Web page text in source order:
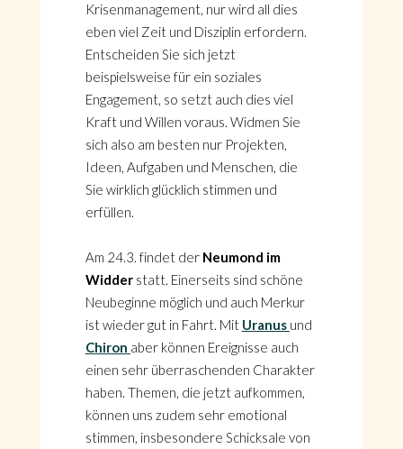
Krisenmanagement, nur wird all dies
eben viel Zeit und Disziplin erfordern.
Entscheiden Sie sich jetzt
beispielsweise für ein soziales
Engagement, so setzt auch dies viel
Kraft und Willen voraus. Widmen Sie
sich also am besten nur Projekten,
Ideen, Aufgaben und Menschen, die
Sie wirklich glücklich stimmen und
erfüllen.
Am 24.3. findet der Neumond im
Widderstatt. Einerseits sind schöne
Neubeginne möglich und auch Merkur
ist wieder gut in Fahrt. Mit Uranus und
Chiron aber können Ereignisse auch
einen sehr überraschenden Charakter
haben. Themen, die jetzt aufkommen,
können uns zudem sehr emotional
stimmen, insbesondere Schicksale von